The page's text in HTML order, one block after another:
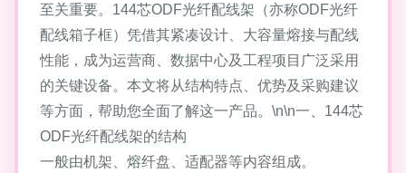
至关重要。144芯ODF光纤配线架（亦称ODF光纤
配线箱子框）凭借其紧凑设计、大容量熔接与配线
性能，成为运营商、数据中心及工程项目广泛采用
的关键设备。本文将从结构特点、优势及采购建议
等方面，帮助您全面了解这一产品。\n\n一、144芯
ODF光纤配线架的结构
一般由机架、熔纤盘、适配器等内容组成。